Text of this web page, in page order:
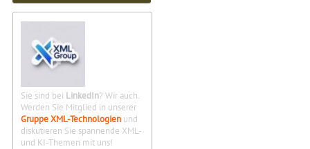
Sie sind bei LinkedIn? Wir auch.
Werden Sie Mitglied in unserer
Gruppe XML-Technologien und
diskutieren Sie spannende XML-
und KI-Themen mit uns!